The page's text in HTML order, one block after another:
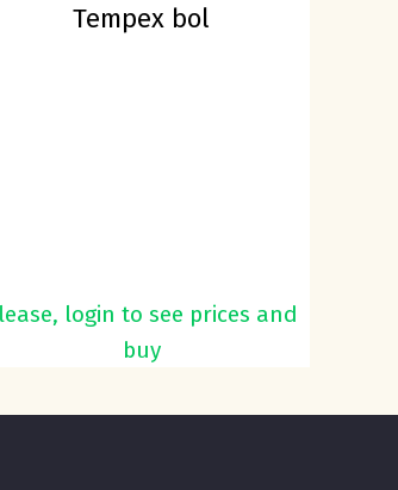
Go To ShopTempex bol
login to see prices and
buy